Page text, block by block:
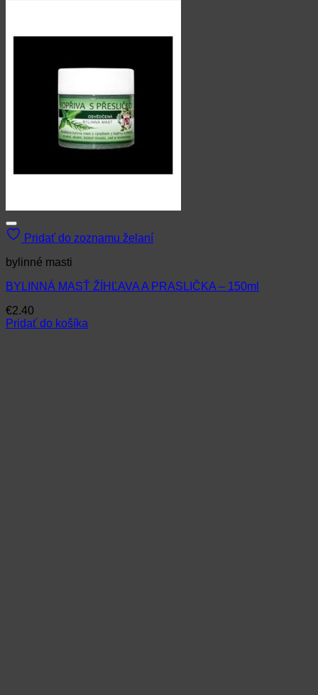
Pridať do zoznamu želaní
bylinné masti
BYLINNÁ MASŤ ŽÍHĽAVA A PRASLIČKA – 150ml
€2.40
Pridať do košíka